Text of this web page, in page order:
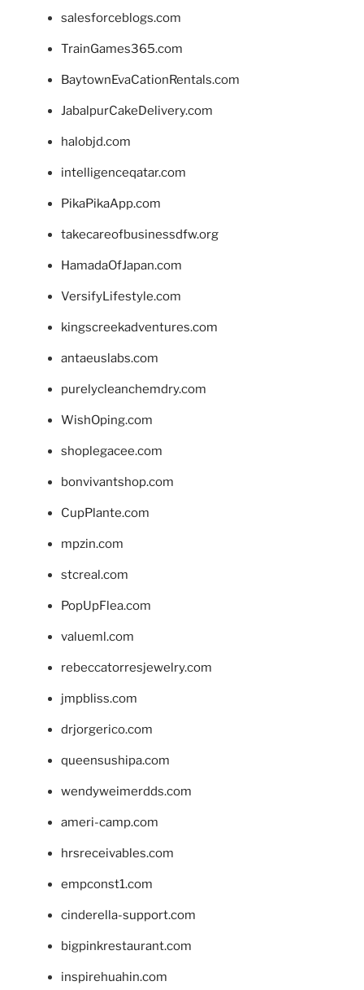
salesforceblogs.com
TrainGames365.com
BaytownEvaCationRentals.com
JabalpurCakeDelivery.com
halobjd.com
intelligenceqatar.com
PikaPikaApp.com
takecareofbusinessdfw.org
HamadaOfJapan.com
VersifyLifestyle.com
kingscreekadventures.com
antaeuslabs.com
purelycleanchemdry.com
WishOping.com
shoplegacee.com
bonvivantshop.com
CupPlante.com
mpzin.com
stcreal.com
PopUpFlea.com
valueml.com
rebeccatorresjewelry.com
jmpbliss.com
drjorgerico.com
queensushipa.com
wendyweimerdds.com
ameri-camp.com
hrsreceivables.com
empconst1.com
cinderella-support.com
bigpinkrestaurant.com
inspirehuahin.com